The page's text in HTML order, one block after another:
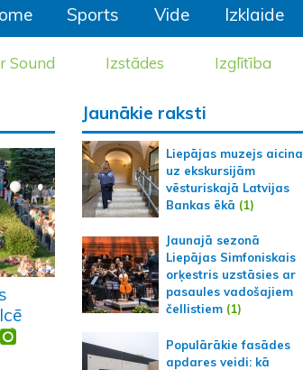
Sports Vide Izklaide
Sound Izstādes Izglītība
Jaunākie raksti
Liepājas muzejs aicina
uz ekskursijām
vēsturiskajā Latvijas
Bankas ēkā (1)
Jaunajā sezonā
Liepājas Simfoniskais
orķestris uzstāsies ar
pasaules vadošajiem
čellistiem (1)
Populārākie fasādes
apdares veidi: kā